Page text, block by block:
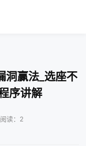
洞赢法_选座不
序讲解
读：2